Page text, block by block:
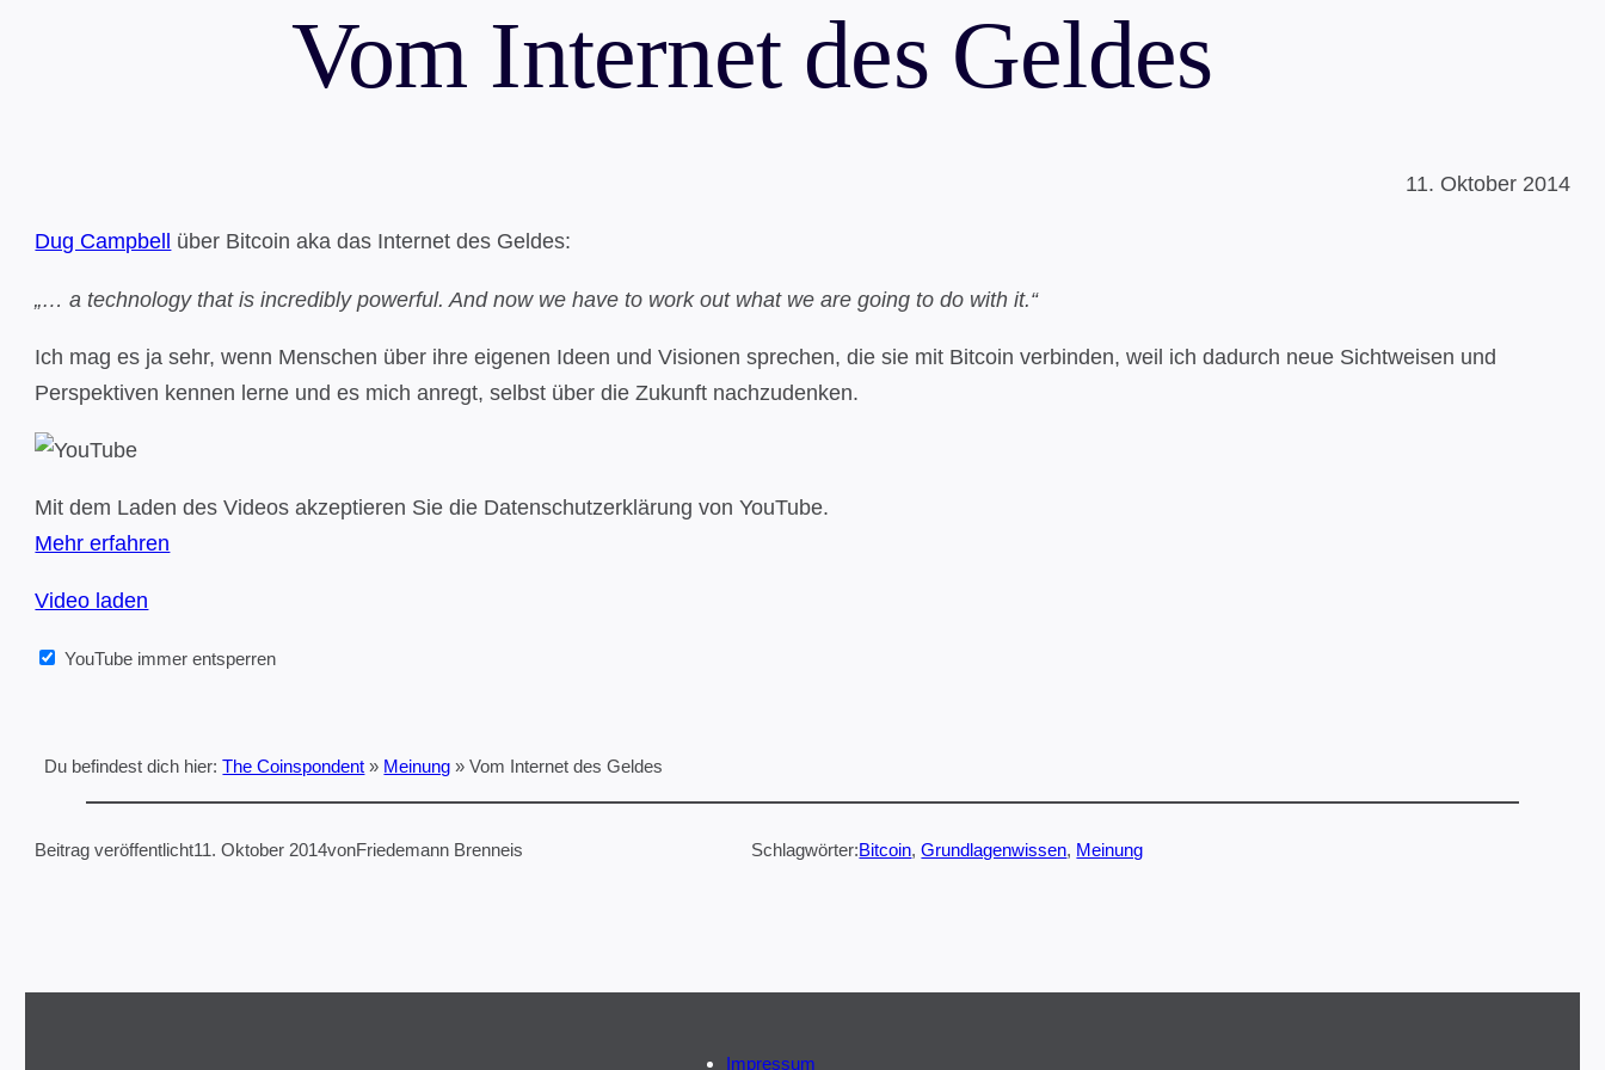
Vom Internet des Geldes
11. Oktober 2014
Dug Campbell über Bitcoin aka das Internet des Geldes:
„… a technology that is incredibly powerful. And now we have to work out what we are going to do with it.“
Ich mag es ja sehr, wenn Menschen über ihre eigenen Ideen und Visionen sprechen, die sie mit Bitcoin verbinden, weil ich dadurch neue Sichtweisen und
Perspektiven kennen lerne und es mich anregt, selbst über die Zukunft nachzudenken.
Mit dem Laden des Videos akzeptieren Sie die Datenschutzerklärung von YouTube.
Mehr erfahren
Video laden
YouTube immer entsperren
Du befindest dich hier: The Coinspondent » Meinung »Vom Internet des Geldes
Beitrag veröffentlicht11. Oktober 2014vonFriedemann Brenneis Schlagwörter:Bitcoin, Grundlagenwissen, Meinung
Impressum